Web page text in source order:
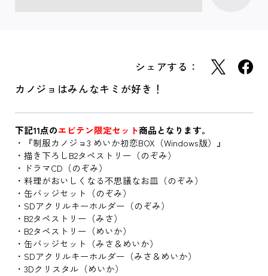
シェアする：
カノジョはみんなキミが好き！
下記11点のエビテン限定セット商品となります。
・『制服カノジョ3 めいか初恋BOX（Windows版）』
・描き下ろしB2タペストリー（のぞみ）
・ドラマCD（のぞみ）
・料理がおいしくなる不思議なお皿（のぞみ）
・缶バッジセット（のぞみ）
・SDアクリルキーホルダー（のぞみ）
・B2タペストリー（みさ）
・B2タペストリー（めいか）
・缶バッジセット（みさ＆めいか）
・SDアクリルキーホルダー（みさ＆めいか）
・3Dクリスタル（めいか）